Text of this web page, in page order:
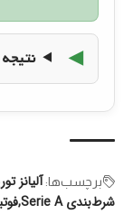
برچسب‌‌ها: آلیانز
شرط‌بندی Serie A